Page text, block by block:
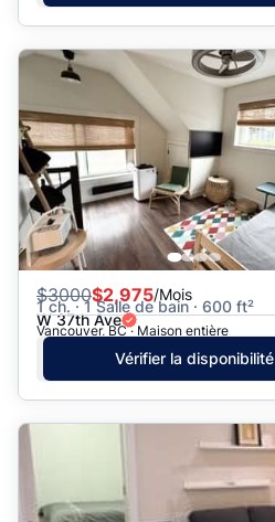
$3000$2,975/Mois
1 ch. · 1 Salle de bain · 600 ft²
W 37th Ave
Vancouver, BC · Maison entière
Vérifier la disponibilité